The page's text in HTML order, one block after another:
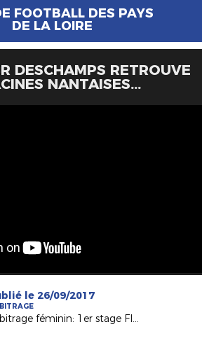
FOOTBALL DES PAYS
DE LA LOIRE
DESCHAMPS RETROUVE
NANTAISES...
le 26/09/2017
Arbitrage féminin: 1er stage FIFA en France